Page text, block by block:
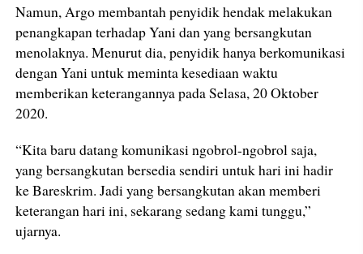
Namun, Argo membantah penyidik hendak melakukan
penangkapan terhadap Yani dan yang bersangkutan
menolaknya. Menurut dia, penyidik hanya berkomunikasi
dengan Yani untuk meminta kesediaan waktu
memberikan keterangannya pada Selasa, 20 Oktober
2020.
“Kita baru datang komunikasi ngobrol-ngobrol saja,
yang bersangkutan bersedia sendiri untuk hari ini hadir
ke Bareskrim. Jadi yang bersangkutan akan memberi
keterangan hari ini, sekarang sedang kami tunggu,”
ujarnya.